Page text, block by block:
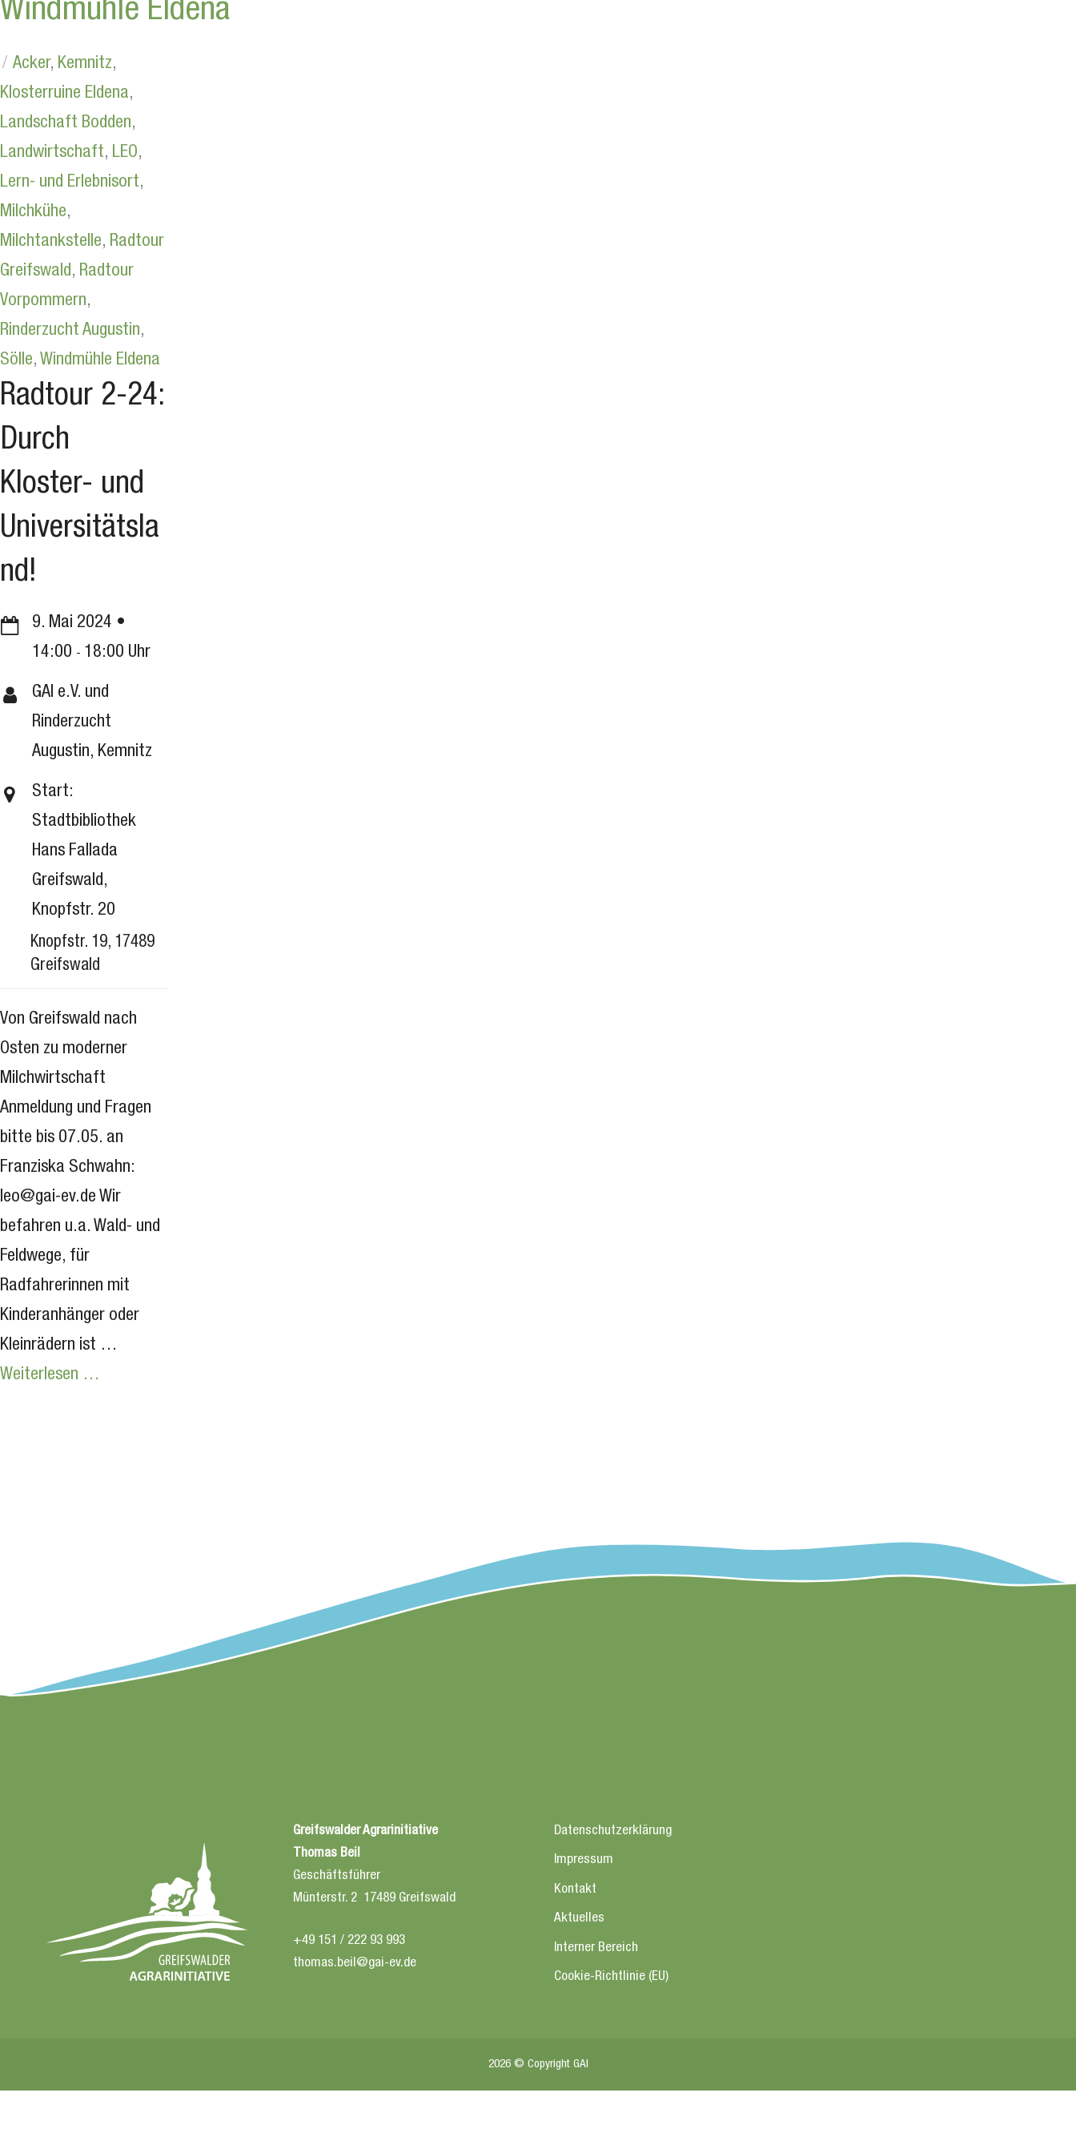
Windmühle Eldena
Acker, Kemnitz,
Klosterruine Eldena,
Landschaft Bodden,
Landwirtschaft, LEO,
Lern- und Erlebnisort,
Milchkühe,
Milchtankstelle, Radtour
Greifswald, Radtour
Vorpommern,
Rinderzucht Augustin,
Sölle, Windmühle Eldena
Radtour 2-24:
Durch
Kloster- und
Universitätsla
nd!
9. Mai 2024
14:00
18:00
GAI e.V. und
Rinderzucht
Augustin, Kemnitz
Start:
Stadtbibliothek
Hans Fallada
Greifswald,
Knopfstr. 20
Knopfstr. 19, 17489
Greifswald
Von Greifswald nach
Osten zu moderner
Milchwirtschaft
Anmeldung und Fragen
bitte bis 07.05. an
Franziska Schwahn:
leo@gai-ev.de Wir
befahren u.a. Wald- und
Feldwege, für
Radfahrerinnen mit
Kinderanhänger oder
Kleinrädern ist …
Weiterlesen …
Greifswalder Agrarinitiative
Thomas Beil
Geschäftsführer
Münterstr. 2 17489 Greifswald
+49 151 / 222 93 993
thomas.beil@gai-ev.de
Datenschutzerklärung
Impressum
Kontakt
Aktuelles
Interner Bereich
Cookie-Richtlinie (EU)
2026 © Copyright GAI